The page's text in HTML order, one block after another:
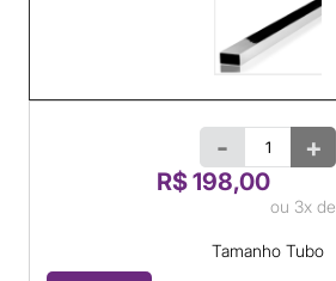
- +
R$ 198,00
ou 3x de
Tamanho Tubo